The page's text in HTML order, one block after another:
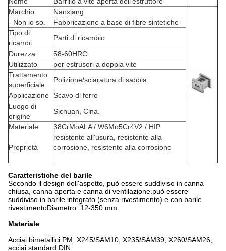
Marchio
Nanxiang
- Non lo so.
Fabbricazione a base di fibre sintetiche
Tipo di
ricambi
Parti di ricambio
Durezza
58-60HRC
Utilizzato
per estrusori a doppia vite
Trattamento
superficiale
Polizione/sciaratura di sabbia
Applicazione Scavo di ferro
Luogo di
origine
Sichuan, Cina.
Materiale
38CrMoALA / W6Mo5Cr4V2 / HIP
Proprietà
resistente all'usura, resistente alla
corrosione, resistente alla corrosione
Caratteristiche del barile
Secondo il design dell'aspetto, può essere suddiviso in canna
chiusa, canna aperta e canna di ventilazione.può essere
suddiviso in barile integrato (senza rivestimento) e con barile
rivestimentoDiametro: 12-350 mm
Materiale
Acciai bimetallici PM: X245/SAM10, X235/SAM39, X260/SAM26,
acciai standard DIN